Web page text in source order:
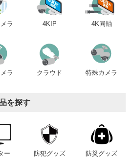
ラ 4KIP 4K同軸
ラ クラウド 特殊カメラ
を探す
ー 防犯グッズ 防災グッズ